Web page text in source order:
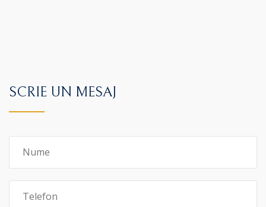
SCRIE UN MESAJ